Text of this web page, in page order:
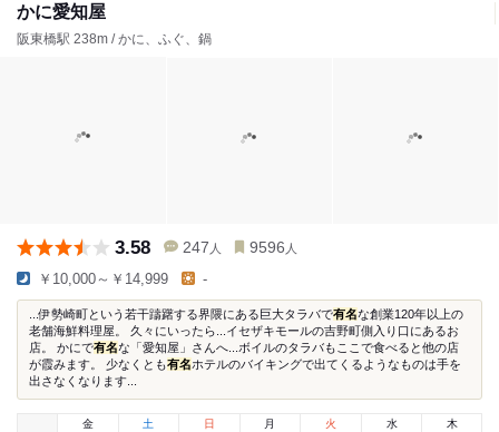
かに愛知屋
阪東橋駅 238m / かに、ふぐ、鍋
3.58 247 人 9596 人
￥10,000～￥14,999 -
...伊勢崎町という若干躊躇する界隈にある巨大タラバで有名な創業120年以上の
老舗海鮮料理屋。 久々にいったら...イセザキモールの吉野町側入り口にあるお
店。 かにで有名な「愛知屋」さんへ...ボイルのタラバもここで食べると他の店
が霞みます。 少なくとも有名ホテルのバイキングで出てくるようなものは手を
出さなくなります...
金
土 日 月 火 水 木